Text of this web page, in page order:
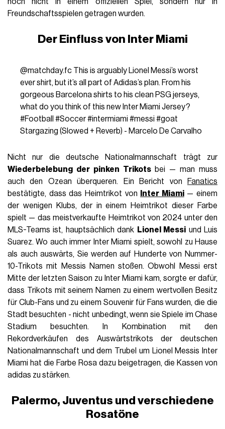
Freundschaftsspielen getragen wurden.
Der Einfluss von Inter Miami
@matchday.fcThis is arguably Lionel Messi’s worst
ever shirt, but it’s all part of Adidas’s plan. From his
gorgeous Barcelona shirts to his clean PSG jerseys,
what do you think of this new Inter Miami Jersey?
#Football #Soccer#intermiami #messi #goat
Stargazing (Slowed + Reverb) - Marcelo De Carvalho
Nicht nur die deutsche Nationalmannschaft trägt zur
Wiederbelebung der pinken Trikotsbei — man muss
auch den Ozean überqueren. Ein Bericht von
Fanatics
bestätigte, dass das Heimtrikot von
Inter Miami— einem
der wenigen Klubs, der in einem Heimtrikot dieser Farbe
spielt — das meistverkaufte Heimtrikot von 2024 unter den
MLS-Teams ist, hauptsächlich dank
Lionel Messi und Luis
Suarez. Wo auch immer Inter Miami spielt, sowohl zu Hause
als auch auswärts, Sie werden auf Hunderte von Nummer-
10-Trikots mit Messis Namen stoßen. Obwohl Messi erst
Mitte der letzten Saison zu Inter Miami kam, sorgte er dafür,
dass Trikots mit seinem Namen zu einem wertvollen Besitz
für Club-Fans und zu einem Souvenir für Fans wurden, die die
Stadt besuchten - nicht unbedingt, wenn sie Spiele im Chase
Stadium besuchten. In Kombination mit den
Rekordverkäufen des Auswärtstrikots der deutschen
Nationalmannschaft und dem Trubel um Lionel Messis Inter
Miami hat die Farbe Rosa dazu beigetragen, die Kassen von
adidas zu stärken.
Palermo, Juventus und verschiedene
Rosatöne